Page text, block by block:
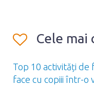
Cele mai
Top 10 activități de
face cu copiii într-o